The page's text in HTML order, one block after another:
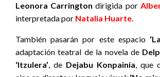
Leonora Carrington dirigida por
interpretada por Natalia Huarte.
También pasarán por este espacio
adaptación teatral de la novela de
‘Itzulera’, de Dejabu Konpainia, que